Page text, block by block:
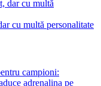
cu multă personalitate
campioni:
adrenalina pe